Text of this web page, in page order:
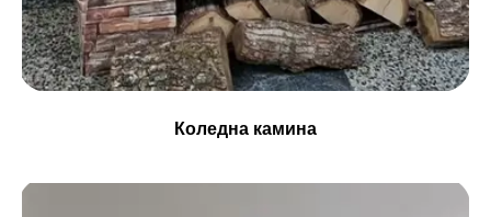
Коледна камина